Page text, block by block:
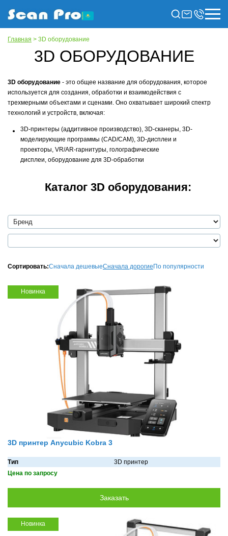
Главная > 3D оборудование
3D ОБОРУДОВАНИЕ
3D оборудование - это общее название для оборудования, которое
используется для создания, обработки и взаимодействия с
трехмерными объектами и сценами. Оно охватывает широкий спектр
технологий и устройств, включая:
3D-принтеры (аддитивное производство), 3D-сканеры, 3D-
моделирующие программы (CAD/CAM), 3D-дисплеи и
проекторы, VR/AR-гарнитуры, голографические
дисплеи, оборудование для 3D-обработки
Каталог 3D оборудования:
Сортировать:Сначала дешевыеСначала дорогие По популярности
Новинка
3D принтер Anycubic Kobra 3
Тип
3D принтер
Цена по запросу
Новинка